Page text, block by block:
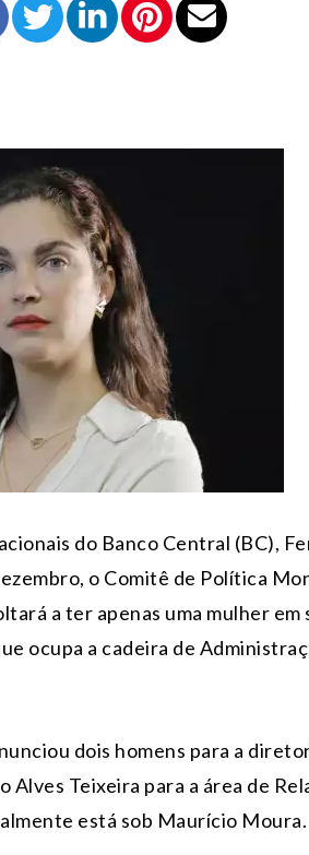
do Banco Central (BC),
o Comitê de Política
a ter apenas uma mulher em
ocupa a cadeira de
dois homens para a
Teixeira para a área de
está sob Maurício Moura.